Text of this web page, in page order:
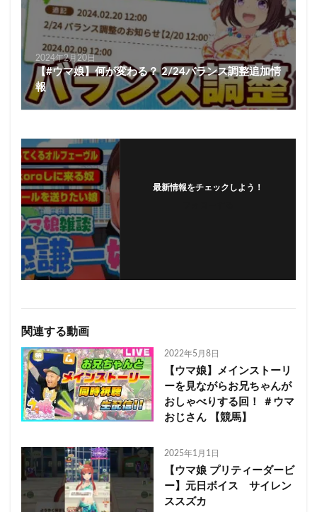
2024年2月20日
【#ウマ娘】何が変わる？ 2/24バランス調整追加情
報
最新情報をチェックしよう！
関連する動画
2022年5月8日
【ウマ娘】メインストーリ
ーを見ながらお兄ちゃんが
おしゃべりする回！ ＃ウマ
おじさん 【競馬】
2025年1月1日
【ウマ娘 プリティーダービ
ー】元日ボイス サイレン
ススズカ